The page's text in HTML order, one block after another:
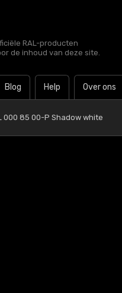
RAL-producten
de inhoud van deze site.
Blog Help Over ons
000 85 00-P Shadow white